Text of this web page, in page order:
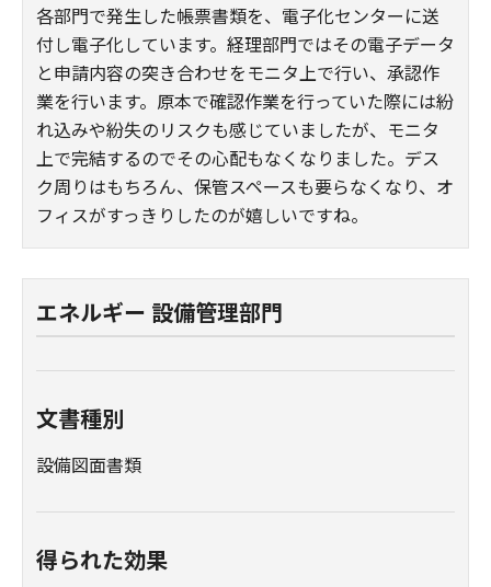
各部門で発生した帳票書類を、電子化センターに送
付し電子化しています。経理部門ではその電子データ
と申請内容の突き合わせをモニタ上で行い、承認作
業を行います。原本で確認作業を行っていた際には紛
れ込みや紛失のリスクも感じていましたが、モニタ
上で完結するのでその心配もなくなりました。デス
ク周りはもちろん、保管スペースも要らなくなり、オ
フィスがすっきりしたのが嬉しいですね。
エネルギー 設備管理部門
文書種別
設備図面書類
得られた効果